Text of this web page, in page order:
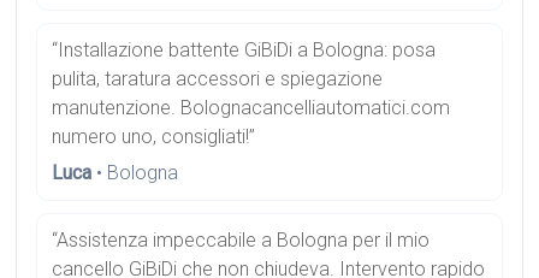
“Installazione battente GiBiDi a Bologna: posa
pulita, taratura accessori e spiegazione
manutenzione. Bolognacancelliautomatici.com
numero uno, consigliati!”
Luca • Bologna
“Assistenza impeccabile a Bologna per il mio
cancello GiBiDi che non chiudeva. Intervento rapido